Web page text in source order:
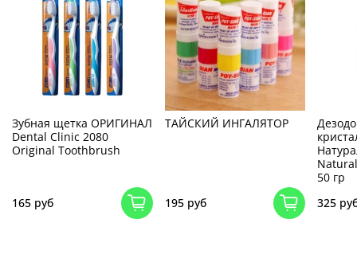
Зубная щетка ОРИГИНАЛ
Dental Clinic 2080
Original Toothbrush
165 руб
ТАЙСКИЙ ИНГАЛЯТОР
195 руб
50 гр
325